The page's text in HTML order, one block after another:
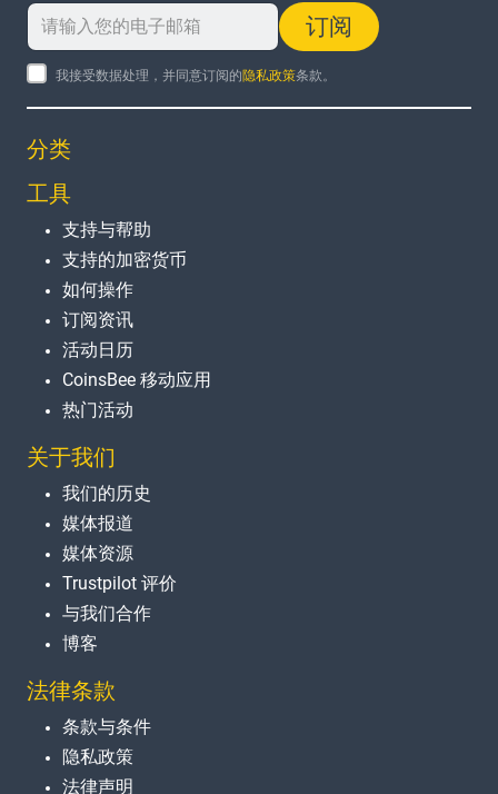
订阅
我接受数据处理，并同意订阅的隐私政策条款。
分类
工具
支持与帮助
支持的加密货币
如何操作
订阅资讯
活动日历
CoinsBee 移动应用
热门活动
关于我们
我们的历史
媒体报道
媒体资源
Trustpilot 评价
与我们合作
博客
法律条款
条款与条件
隐私政策
法律声明